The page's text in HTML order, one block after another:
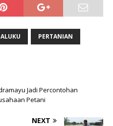
PERTANIAN
Jadi Percontohan
Petani
NEXT